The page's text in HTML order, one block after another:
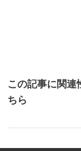
この記事に関連
ちら